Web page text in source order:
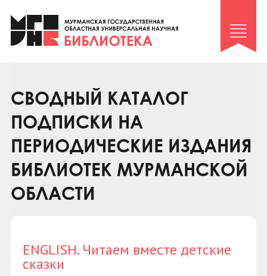
Клуб «Гиря и сельдерей»
Клуб «Семейный архив»
Коллегам
Контакты
СВОДНЫЙ КАТАЛОГ
ПОДПИСКИ НА
ПЕРИОДИЧЕСКИЕ ИЗДАНИЯ
БИБЛИОТЕК МУРМАНСКОЙ
ОБЛАСТИ
ENGLISH. Читаем вместе детские
сказки